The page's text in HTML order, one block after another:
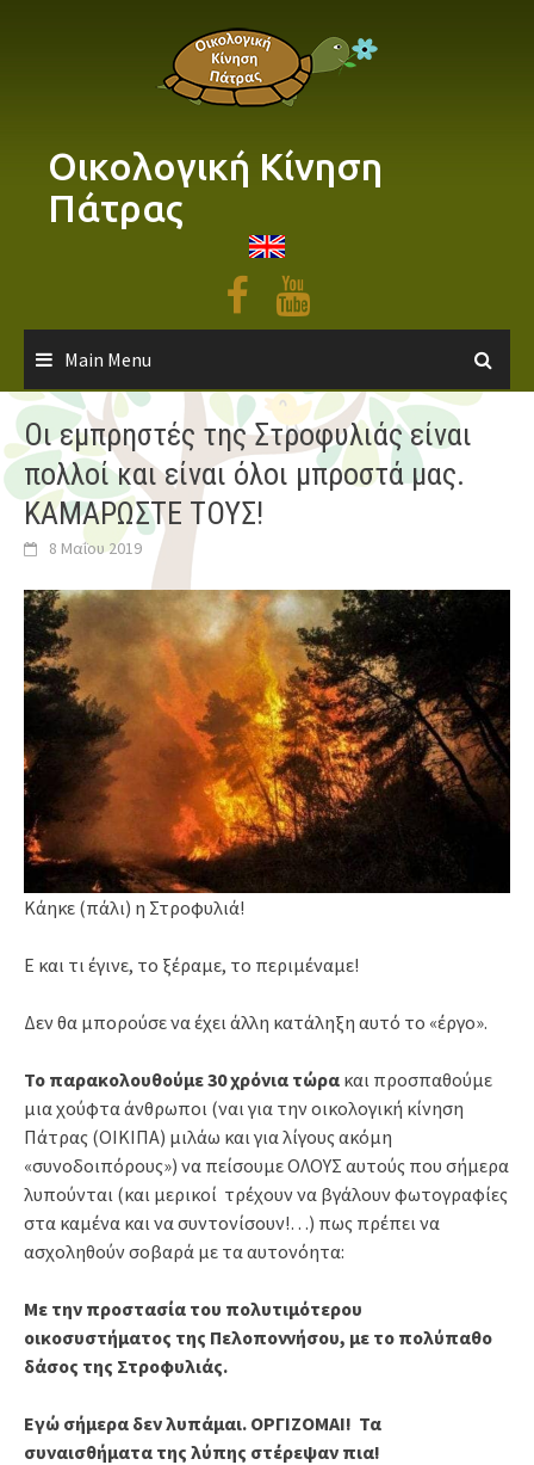
Οικολογική Κίνηση
Πάτρας
Main Menu
Οι εμπρηστές της Στροφυλιάς είναι
πολλοί και είναι όλοι μπροστά μας.
ΚΑΜΑΡΩΣΤΕ ΤΟΥΣ!
8 Μαΐου 2019
Κάηκε (πάλι) η Στροφυλιά!
Ε και τι έγινε, το ξέραμε, το περιμέναμε!
Δεν θα μπορούσε να έχει άλλη κατάληξη αυτό το «έργο».
Το παρακολουθούμε 30 χρόνια τώρα και προσπαθούμε
μια χούφτα άνθρωποι (ναι για την οικολογική κίνηση
Πάτρας (ΟΙΚΙΠΑ) μιλάω και για λίγους ακόμη
«συνοδοιπόρους») να πείσουμε ΟΛΟΥΣ αυτούς που σήμερα
λυπούνται (και μερικοί τρέχουν να βγάλουν φωτογραφίες
στα καμένα και να συντονίσουν!…) πως πρέπει να
ασχοληθούν σοβαρά με τα αυτονόητα:
Με την προστασία του πολυτιμότερου
οικοσυστήματος της Πελοποννήσου, με το πολύπαθο
δάσος της Στροφυλιάς.
Εγώ σήμερα δεν λυπάμαι. ΟΡΓΙΖΟΜΑΙ! Τα
συναισθήματα της λύπης στέρεψαν πια!